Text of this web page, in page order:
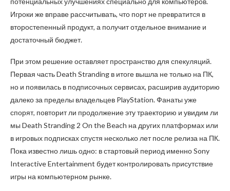
Игроки же вправе рассчитывать, что порт не превратится в
второстепенный продукт, а получит отдельное внимание и
достаточный бюджет.
При этом решение оставляет пространство для спекуляций.
Первая часть Death Stranding в итоге вышла не только на ПК,
но и появилась в подписочных сервисах, расширив аудиторию
далеко за пределы владельцев PlayStation. Фанаты уже
спорят, повторит ли продолжение эту траекторию и увидим ли
мы Death Stranding 2 On the Beach на других платформах или
в игровых подписках спустя несколько лет после релиза на ПК.
Пока известно лишь одно: в стартовый период именно Sony
Interactive Entertainment будет контролировать присутствие
игры на компьютерном рынке.